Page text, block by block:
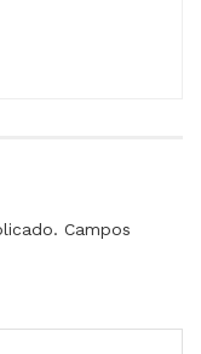
Campos